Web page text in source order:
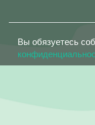
Вы обязуетесь